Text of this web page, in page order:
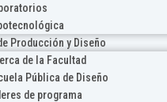
Producción y Diseño
de la Facultad
Pública de Diseño
de programa